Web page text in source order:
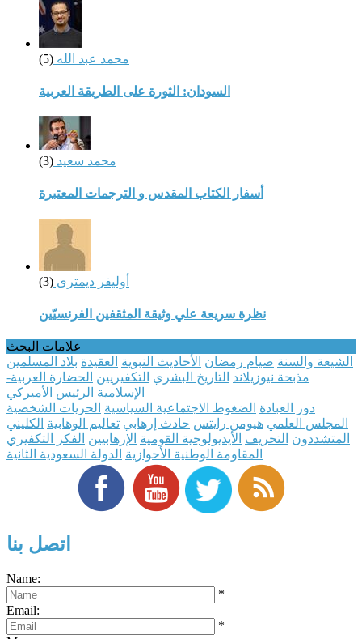
محمد عبد الله (5)
السودان: الثورة على الطريقة العربية
محمد سعيد (3)
أسفار الكتاب المقدس و الترجمات المعتبرة
أوليفر ديمترى (3)
نظرة سريعة علي وثيقة المثقفين الفرنسيّين
علامات البحث
الشيعة والسنة صيام رمضان الأحاديث النبوية العقيدة بلاد المسلمين
مذبحة نيوزيلاند التاريخ البشري التكفيريين الحضارة العربية-
الإسلامية الرئيس الأميركي
دور العبادة الضغوط الاجتماعية السياسية الحريات الشخصية
المجلس العلمي هيومن رايتس حادث إرهابي تعاليم الوهابية الكليني
المتشددون التحريف الأيديولوجية القومية الإرهابيين الفكر التكفيري
المقاومة الوطنية الأحوازية الدولة السعودية الثانية
اتصل بنا
Name:
*
Email:
*